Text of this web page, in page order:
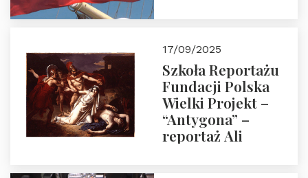
17/09/2025
Szkoła Reportażu
Fundacji Polska
Wielki Projekt –
“Antygona” –
reportaż Ali